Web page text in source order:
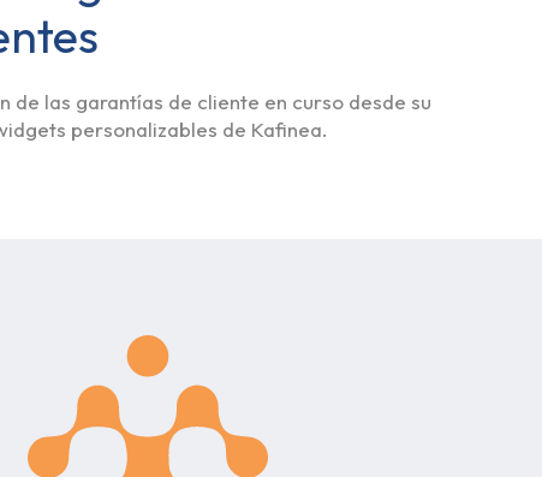
las garantías de cliente en curso desde su
personalizables de Kafinea.